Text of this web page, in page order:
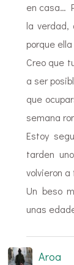
en casa…
la verdad,
porque
Creo que
a ser
que
semana
Estoy
tarden
volvieron
Un beso
unas
Aroa